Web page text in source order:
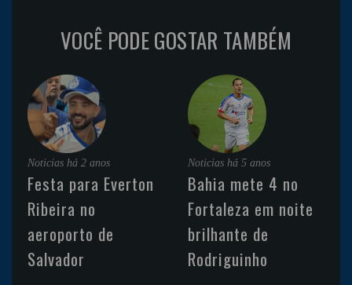
VOCÊ PODE GOSTAR TAMBÉM
Noticias há 2 anos
Festa para Everton
Ribeira no
aeroporto de
Salvador
Noticias há 5 anos
Bahia mete 4 no
Fortaleza em noite
brilhante de
Rodriguinho